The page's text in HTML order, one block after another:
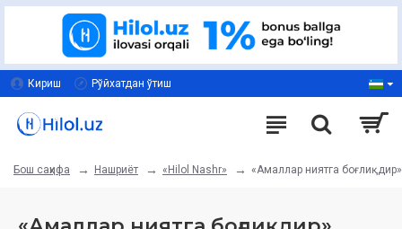
Кириш Рўйхатдан ўтиш
Бош саҳифа Нашриёт «Hilol Nashr» «Амаллар ниятга боғлиқдир»